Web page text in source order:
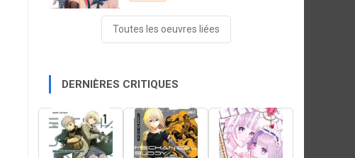
Toutes les oeuvres liées
DERNIÈRES CRITIQUES